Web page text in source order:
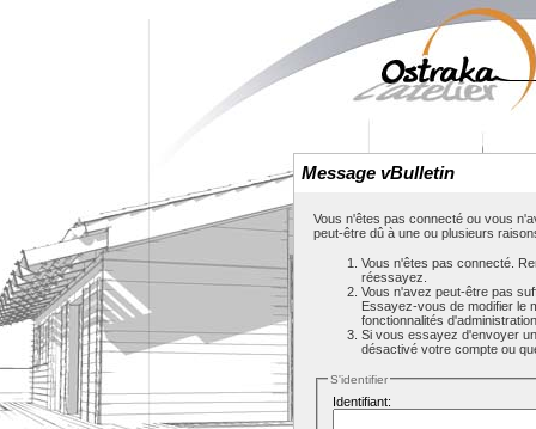
Message vBulletin
Vous n'êtes pas connecté ou vous
peut-être dû à une ou plusieurs
Vous n'êtes pas connecté.
réessayez.
Vous n'avez peut-être pas
Essayez-vous de modifier le
fonctionnalités
Si vous essayez d'envoyer
désactivé votre compte ou
S'identifier
Identifiant: